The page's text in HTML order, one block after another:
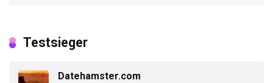
Testsieger
Datehamster.com